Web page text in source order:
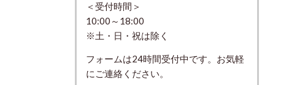
＜受付時間＞
10:00～18:00
※土・日・祝は除く
フォームは24時間受付中です。お気軽
にご連絡ください。